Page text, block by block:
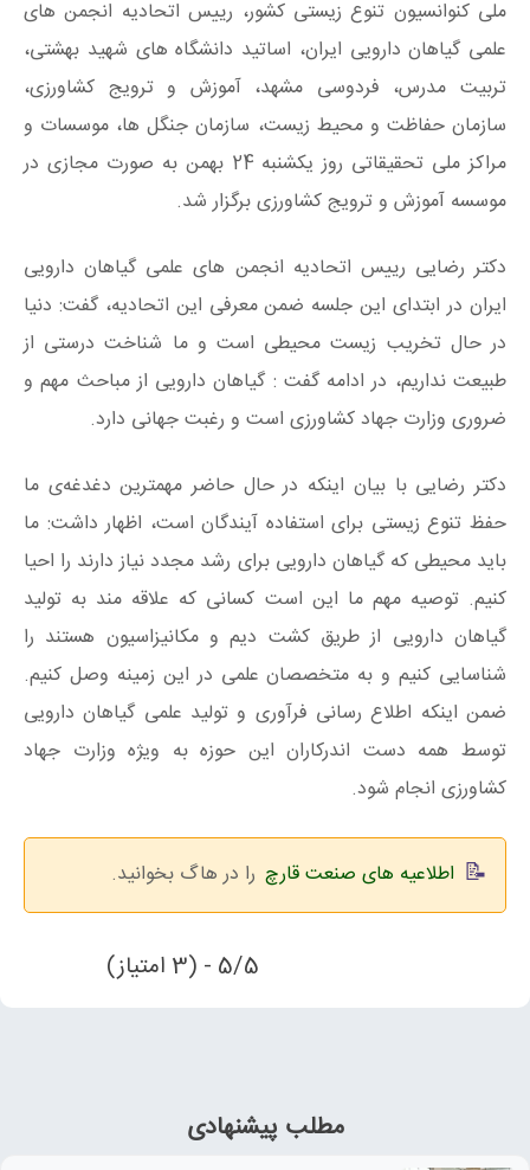
ملی کنوانسیون تنوع زیستی کشور، رییس اتحادیه انجمن های
علمی گیاهان دارویی ایران، اساتید دانشگاه های شهید بهشتی،
تربیت مدرس، فردوسی مشهد، آموزش و ترویج کشاورزی،
سازمان حفاظت و محیط زیست، سازمان جنگل ها، موسسات و
مراکز ملی تحقیقاتی روز یکشنبه 24 بهمن به صورت مجازی در
موسسه آموزش و ترویج کشاورزی برگزار شد.
دکتر رضایی رییس اتحادیه انجمن­ های علمی گیاهان دارویی
ایران در ابتدای این جلسه ضمن معرفی این اتحادیه، گفت: دنیا
در حال تخریب زیست محیطی است و ما شناخت درستی از
طبیعت نداریم، در ادامه گفت : گیاهان دارویی از مباحث مهم و
ضروری وزارت جهاد کشاورزی است و رغبت جهانی دارد.
دکتر رضایی با بیان اینکه در حال حاضر مهم­ترین دغدغه‌ی ما
حفظ تنوع زیستی برای استفاده آیندگان است، اظهار داشت: ما
باید محیطی که گیاهان دارویی برای رشد مجدد نیاز دارند را احیا
کنیم. توصیه مهم ما این است کسانی که علاقه­ مند به تولید
گیاهان دارویی از طریق کشت دیم و مکانیزاسیون هستند را
شناسایی کنیم و به متخصصان علمی در این زمینه وصل کنیم.
ضمن اینکه اطلاع­ رسانی فرآوری و تولید علمی گیاهان دارویی
توسط همه دست­ اندرکاران این حوزه به ­ویژه وزارت جهاد
کشاورزی انجام شود.
اطلاعیه های صنعت قارچ را در هاگ بخوانید.
5/5 - (3 امتیاز)
مطلب پیشنهادی